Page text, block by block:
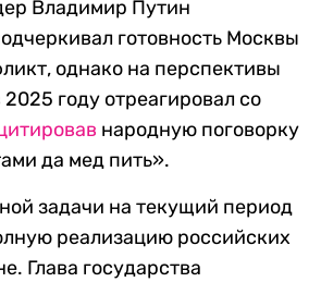
Владимир Путин
готовность Москвы
однако на перспективы
году отреагировал со
народную поговорку
да мед пить».
задачи на текущий период
реализацию российских
Глава государства